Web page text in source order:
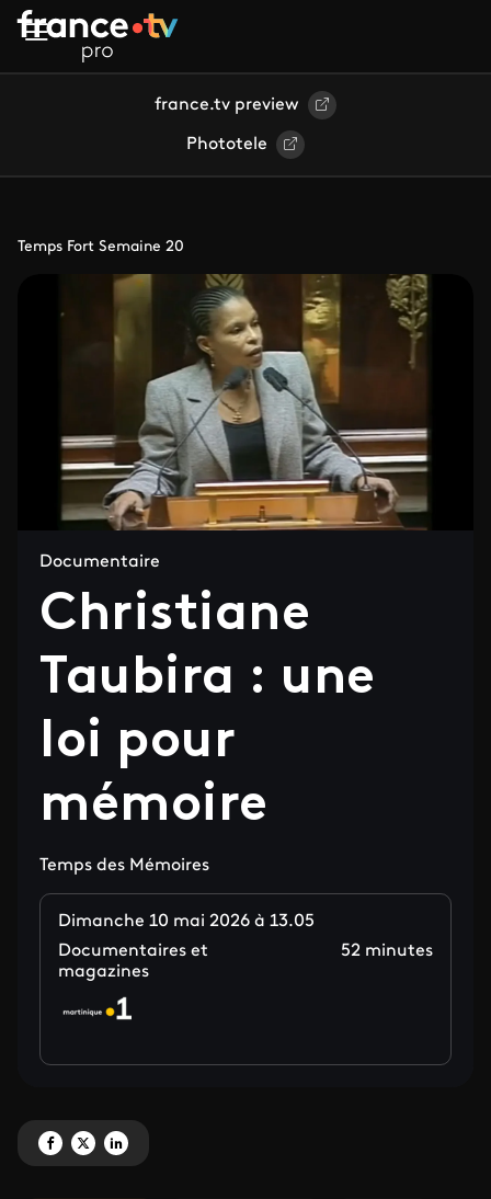
Aller au contenu principal
france.tv preview
Phototele
Temps Fort Semaine 20
Documentaire
Christiane
Taubira : une
loi pour
mémoire
Temps des Mémoires
Dimanche 10 mai 2026 à 13.05
Documentaires et
magazines
52 minutes
Partagez 'Christiane Taubira : une loi pour mémoire ' sur Facebook
Partagez 'Christiane Taubira : une loi pour mémoire ' sur X
Partagez 'Christiane Taubira : une loi pour mémoire ' sur LinkedIn